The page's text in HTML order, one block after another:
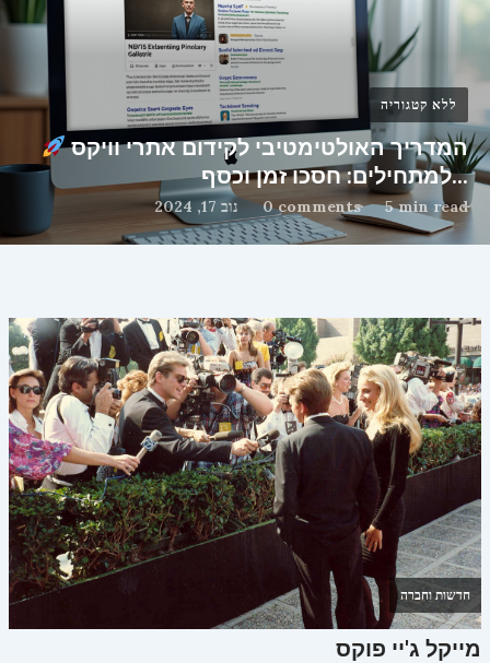
ללא קטגוריה
המדריך האולטימטיבי לקידום אתרי וויקס
למתחילים: חסכו זמן וכסף…
נוב 17, 2024 0 comments 5 min read
חדשות וחברה
מייקל ג'יי פוקס